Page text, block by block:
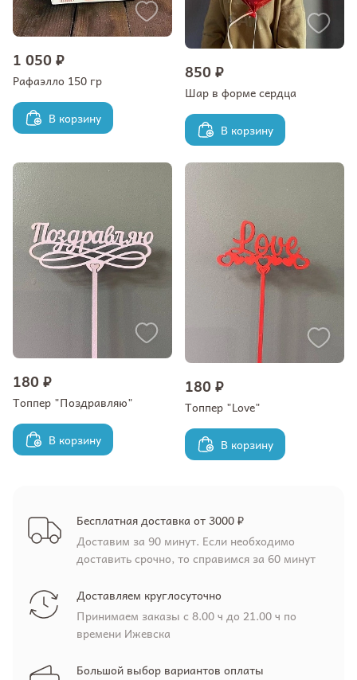
1 050 ₽
Рафаэлло 150 гр
В корзину
850 ₽
Шар в форме сердца
В корзину
180 ₽
Топпер "Поздравляю"
В корзину
180 ₽
Топпер "Love"
В корзину
Бесплатная доставка от 3000 ₽
Доставим за 90 минут. Если необходимо
доставить срочно, то справимся за 60 минут
Доставляем круглосуточно
Принимаем заказы с 8.00 ч до 21.00 ч по
времени Ижевска
Большой выбор вариантов оплаты